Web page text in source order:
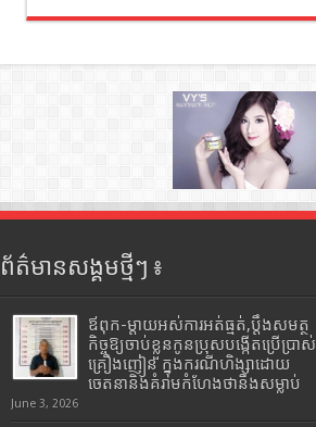
ព័ត៌មានសង្គមថ្មីៗ ៖
ឪពុក-ម្ដាយអស់ការអត់ធ្មត់,ប្ដឹងសមត្ថ
កិច្ចឱ្យចាប់ខ្លួនកូនប្រុសបង្កើតប្រើប្រាស់
គ្រឿងញៀន ក្នុងករណីហិង្សាដោយ
ចេតនានិងគំរាមកំហែងថានឹងសម្លាប់
June 3, 2026